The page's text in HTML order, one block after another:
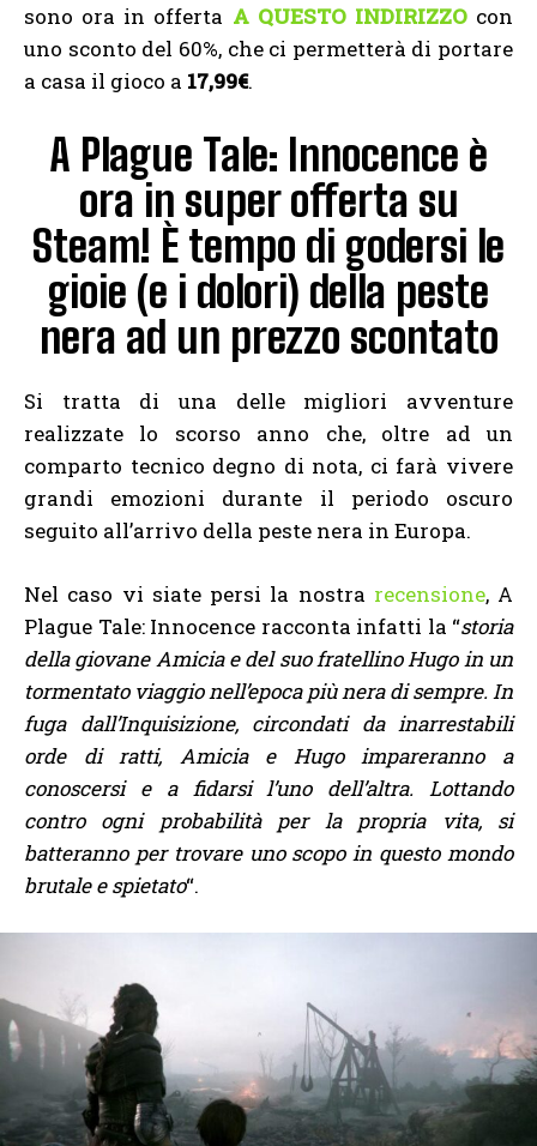
sono ora in offerta A QUESTO INDIRIZZOcon
uno sconto del 60%, che ci permetterà di portare
a casa il gioco a 17,99€.
A Plague Tale: Innocence è
ora in super offerta su
Steam! È tempo di godersi le
gioie (e i dolori) della peste
nera ad un prezzo scontato
Si tratta di una delle migliori avventure
realizzate lo scorso anno che, oltre ad un
comparto tecnico degno di nota, ci farà vivere
grandi emozioni durante il periodo oscuro
seguito all’arrivo della peste nera in Europa.
Nel caso vi siate persi la nostra recensione, A
Plague Tale: Innocence racconta infatti la “storia
della giovane Amicia e del suo fratellino Hugo in un
tormentato viaggio nell’epoca più nera di sempre. In
fuga dall’Inquisizione, circondati da inarrestabili
orde di ratti, Amicia e Hugo impareranno a
conoscersi e a fidarsi l’uno dell’altra. Lottando
contro ogni probabilità per la propria vita, si
batteranno per trovare uno scopo in questo mondo
brutale e spietato“.